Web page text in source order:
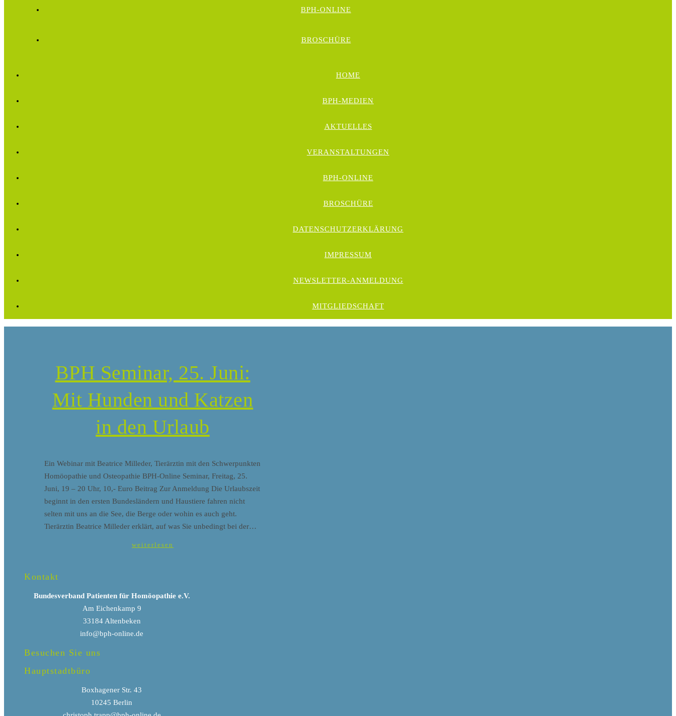
BPH-ONLINE
BROSCHÜRE
HOME
BPH-MEDIEN
AKTUELLES
VERANSTALTUNGEN
BPH-ONLINE
BROSCHÜRE
DATENSCHUTZERKLÄRUNG
IMPRESSUM
NEWSLETTER-ANMELDUNG
MITGLIEDSCHAFT
BPH Seminar, 25. Juni:
Mit Hunden und Katzen
in den Urlaub
Ein Webinar mit Beatrice Milleder, Tierärztin mit den Schwerpunkten
Homöopathie und Osteopathie BPH-Online Seminar, Freitag, 25.
Juni, 19 – 20 Uhr, 10,- Euro Beitrag Zur Anmeldung Die Urlaubszeit
beginnt in den ersten Bundesländern und Haustiere fahren nicht
selten mit uns an die See, die Berge oder wohin es auch geht.
Tierärztin Beatrice Milleder erklärt, auf was Sie unbedingt bei der…
weiterlesen
Kontakt
Bundesverband Patienten für Homöopathie e.V.
Am Eichenkamp 9
33184 Altenbeken
info@bph-online.de
Besuchen Sie uns
Hauptstadtbüro
Boxhagener Str. 43
10245 Berlin